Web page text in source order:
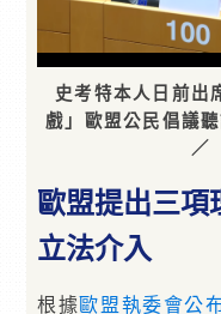
史考特本人日前出
戲」歐盟公民倡議
／
歐盟提出三
立法介入
根據歐盟執委會公